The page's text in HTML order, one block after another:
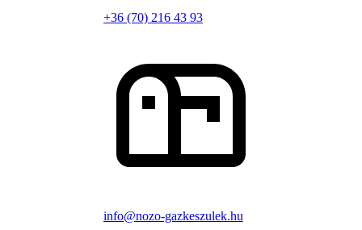
+36 (70) 216 43 93
info@nozo-gazkeszulek.hu